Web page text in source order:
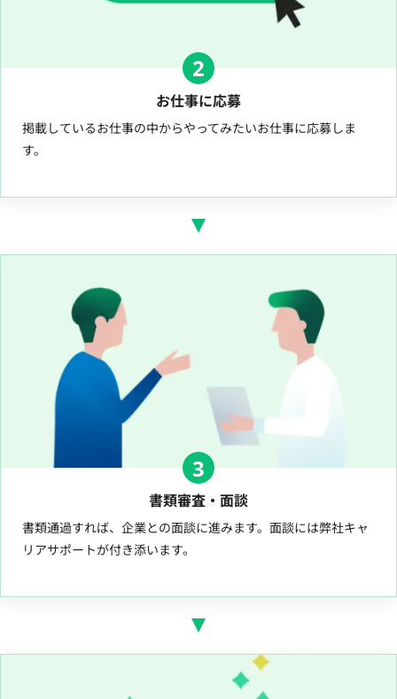
2
お仕事に応募
掲載しているお仕事の中からやってみたいお仕事に応募しま
す。
3
書類審査・面談
書類通過すれば、企業との面談に進みます。面談には弊社キャ
リアサポートが付き添います。